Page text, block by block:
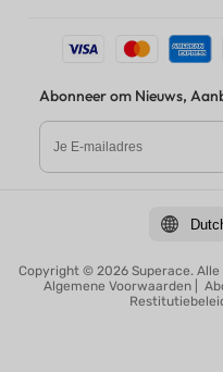
Abonneer om Nieuws,
Copyright © 2026 Superace.
Algemene Voorwaarden